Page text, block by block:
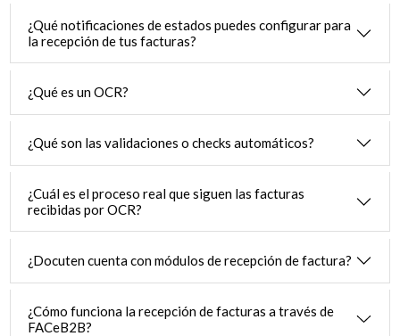
¿Qué notificaciones de estados puedes configurar para
la recepción de tus facturas?
¿Qué es un OCR?
¿Qué son las validaciones o checks automáticos?
¿Cuál es el proceso real que siguen las facturas
recibidas por OCR?
¿Docuten cuenta con módulos de recepción de factura?
¿Cómo funciona la recepción de facturas a través de
FACeB2B?